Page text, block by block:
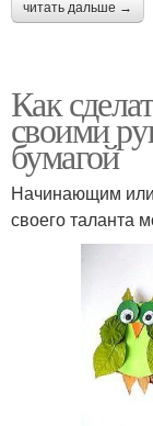
читать дальше →
Как
своими
бумагой
Начинающим
своего таланта